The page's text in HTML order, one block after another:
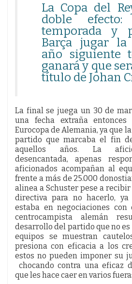
La Copa del
doble
temporada y
Barça jugar la
año siguiente
ganará y que
título de Johan
La final se juega un 30 de
una fecha extraña
Eurocopa de Alemania, ya que
partido que marcaba el fin
aquellos años. La
desencantada, apenas
aficionados acompañan al
frente a más de 25.000
alinea a Schuster pese a
directiva para no hacerlo,
estaba en negociaciones con
centrocampista alemán
desarrollo del partido que no es
equipos se muestran
presiona con eficacia a los
estos no pueden imponer su
chocando contra una eficaz
que les hace caer en varios